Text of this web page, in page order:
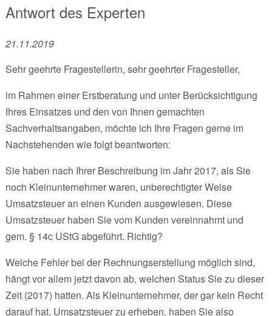
Antwort des Experten
21.11.2019
Sehr geehrte Fragestellerin, sehr geehrter Fragesteller,
im Rahmen einer Erstberatung und unter Berücksichtigung
Ihres Einsatzes und den von Ihnen gemachten
Sachverhaltsangaben, möchte ich Ihre Fragen gerne im
Nachstehenden wie folgt beantworten:
Sie haben nach Ihrer Beschreibung im Jahr 2017, als Sie
noch Kleinunternehmer waren, unberechtigter Weise
Umsatzsteuer an einen Kunden ausgewiesen. Diese
Umsatzsteuer haben Sie vom Kunden vereinnahmt und
gem. § 14c UStG abgeführt. Richtig?
Welche Fehler bei der Rechnungserstellung möglich sind,
hängt vor allem jetzt davon ab, welchen Status Sie zu dieser
Zeit (2017) hatten. Als Kleinunternehmer, der gar kein Recht
darauf hat, Umsatzsteuer zu erheben, haben Sie also